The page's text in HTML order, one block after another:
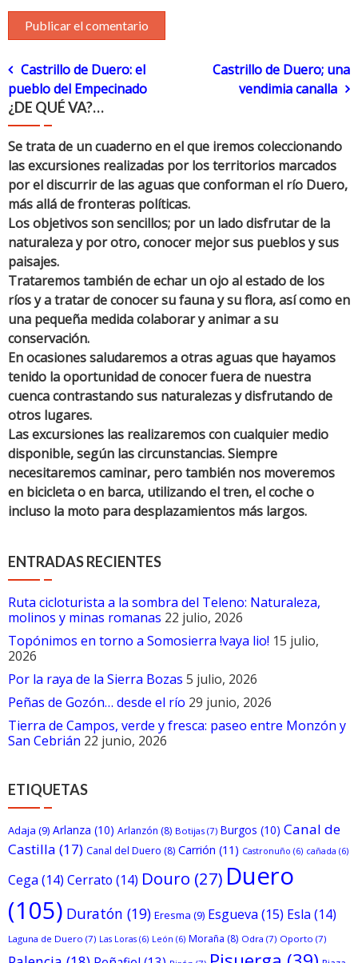
Navegación
de
entradas
Castrillo de Duero: el
pueblo del Empecinado
Castrillo de Duero; una
vendimia canalla
¿DE QUÉ VA?…
Se trata de un cuaderno en el que iremos coleccionando
las excursiones realizadas por los territorios marcados
por el discurrir de las aguas que conforman el río Duero,
más allá de fronteras políticas.
Los objetivos son sencillos; por un lado disfrutar de la
naturaleza y por otro, conocer mejor sus pueblos y sus
paisajes.
Trataremos también de echar un ojo al estado de los
ríos y a tratar de conocer su fauna y su flora, así como en
una pequeña medida colaborar y animar a su
conservación.
En ocasiones saludaremos a otras aguas que hayamos
tenido la oportunidad de conocer fuera de nuestra
cuenca contrastando sus naturalezas y disfrutando de
otros lugares.
Las excursiones las realizaremos con cualquier medio
disponible, según las circunstancias. Siempre
necesitaremos caminar, pero también nos moveremos
en bicicleta o en barca, utilizando el tren, el coche o
incluso la moto para desplazamientos más largos.
ENTRADAS RECIENTES
Ruta cicloturista a la sombra del Teleno: Naturaleza,
molinos y minas romanas 22 julio, 2026
Topónimos en torno a Somosierra !vaya lio! 15 julio,
2026
Por la raya de la Sierra Bozas 5 julio, 2026
Peñas de Gozón… desde el río 29 junio, 2026
Tierra de Campos, verde y fresca: paseo entre Monzón y
San Cebrián 22 junio, 2026
ETIQUETAS
Adaja (9) Arlanza (10) Arlanzón (8) Botijas (7) Burgos (10) Canal de
Castilla (17) Canal del Duero (8) Carrión (11) Castronuño (6) cañada (6)
Cega (14) Cerrato (14) Douro (27) Duero
(105) Duratón (19) Eresma (9) Esgueva (15) Esla (14)
Laguna de Duero (7) Las Loras (6) León (6) Moraña (8) Odra (7) Oporto (7)